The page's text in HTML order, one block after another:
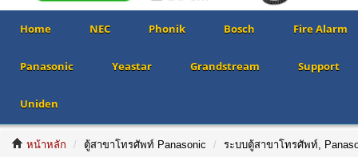
Home NEC Phonik Bosch Fire Alarm
Panasonic Yeastar Grandstream Support
Uniden
หน้าหลัก ตู้สาขาโทรศัพท์ Panasonic ระบบตู้สาขาโทรศัพท์,